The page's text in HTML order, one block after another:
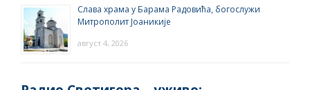
Слава храма у Барама Радовића, богослужи
Митрополит Јоаникије
август 4, 2026